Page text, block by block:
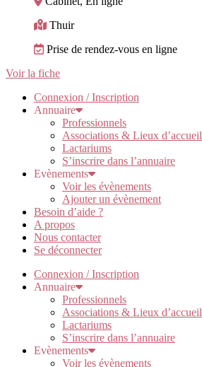
Thuir
Prise de rendez-vous en ligne
Voir la fiche
Connexion / Inscription
Annuaire
Professionnels
Associations & Lieux d’accueil
Lactariums
S’inscrire dans l’annuaire
Evènements
Voir les évènements
Ajouter un évènement
Besoin d’aide ?
A propos
Nous contacter
Se déconnecter
Connexion / Inscription
Annuaire
Professionnels
Associations & Lieux d’accueil
Lactariums
S’inscrire dans l’annuaire
Evènements
Voir les évènements